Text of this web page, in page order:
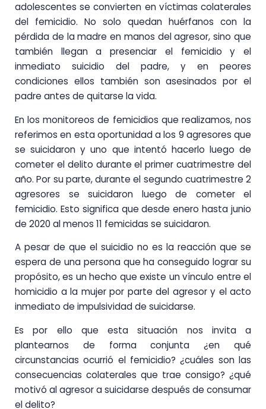
adolescentes se convierten en víctimas colaterales
del femicidio. No solo quedan huérfanos con la
pérdida de la madre en manos del agresor, sino que
también llegan a presenciar el femicidio y el
inmediato suicidio del padre, y en peores
condiciones ellos también son asesinados por el
padre antes de quitarse la vida.
En los monitoreos de femicidios que realizamos, nos
referimos en esta oportunidad a los 9 agresores que
se suicidaron y uno que intentó hacerlo luego de
cometer el delito durante el primer cuatrimestre del
año. Por su parte, durante el segundo cuatrimestre 2
agresores se suicidaron luego de cometer el
femicidio. Esto significa que desde enero hasta junio
de 2020 al menos 11 femicidas se suicidaron.
A pesar de que el suicidio no es la reacción que se
espera de una persona que ha conseguido lograr su
propósito, es un hecho que existe un vínculo entre el
homicidio a la mujer por parte del agresor y el acto
inmediato de impulsividad de suicidarse.
Es por ello que esta situación nos invita a
plantearnos de forma conjunta ¿en qué
circunstancias ocurrió el femicidio? ¿cuáles son las
consecuencias colaterales que trae consigo? ¿qué
motivó al agresor a suicidarse después de consumar
el delito?